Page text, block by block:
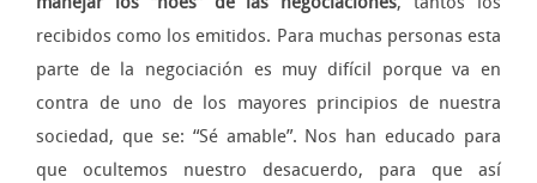
recibidos como los emitidos. Para muchas personas esta
parte de la negociación es muy difícil porque va en
contra de uno de los mayores principios de nuestra
sociedad, que se: “Sé amable”. Nos han educado para
que ocultemos nuestro desacuerdo, para que así